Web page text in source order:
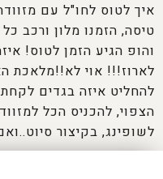
איך לטוס לחו"ל עם
טיסה, הזמנו מלון ורכב
והופ הגיע הזמן לטוס!
לארוז!!! אוי לא!!מלאכת
להחליט איזה בגדים
הצפוי, להכניס הכל
לשופינג, בקיצור